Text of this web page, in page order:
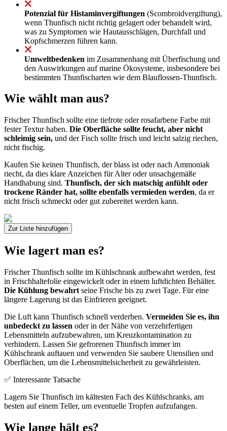
Potenzial für Histaminvergiftungen (Scombroidvergiftung),
wenn Thunfisch nicht richtig gelagert oder behandelt wird,
was zu Symptomen wie Hautausschlägen, Durchfall und
Kopfschmerzen führen kann.
Umweltbedenken im Zusammenhang mit Überfischung und
den Auswirkungen auf marine Ökosysteme, insbesondere bei
bestimmten Thunfischarten wie dem Blauflossen-Thunfisch.
Wie wählt man aus?
Frischer Thunfisch sollte eine tiefrote oder rosafarbene Farbe mit
fester Textur haben. Die Oberfläche sollte feucht, aber nicht
schleimig sein, und der Fisch sollte frisch und leicht salzig riechen,
nicht fischig.
Kaufen Sie keinen Thunfisch, der blass ist oder nach Ammoniak
riecht, da dies klare Anzeichen für Alter oder unsachgemäße
Handhabung sind. Thunfisch, der sich matschig anfühlt oder
trockene Ränder hat, sollte ebenfalls vermieden werden, da er
nicht frisch schmeckt oder gut zubereitet werden kann.
Zur Liste hinzufügen
Wie lagert man es?
Frischer Thunfisch sollte im Kühlschrank aufbewahrt werden, fest
in Frischhaltefolie eingewickelt oder in einem luftdichten Behälter.
Die Kühlung bewahrt seine Frische bis zu zwei Tage. Für eine
längere Lagerung ist das Einfrieren geeignet.
Die Luft kann Thunfisch schnell verderben. Vermeiden Sie es, ihn
unbedeckt zu lassen oder in der Nähe von verzehrfertigen
Lebensmitteln aufzubewahren, um Kreuzkontamination zu
verhindern. Lassen Sie gefrorenen Thunfisch immer im
Kühlschrank auftauen und verwenden Sie saubere Utensilien und
Oberflächen, um die Lebensmittelsicherheit zu gewährleisten.
✅ Interessante Tatsache
Lagern Sie Thunfisch im kältesten Fach des Kühlschranks, am
besten auf einem Teller, um eventuelle Tropfen aufzufangen.
Wie lange hält es?